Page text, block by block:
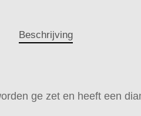
Beschrijving
ge zet en heeft een